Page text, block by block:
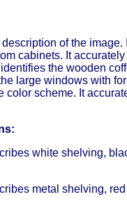
of the
cabinets. It
the wooden
large windows with
color scheme. It
white shelving,
metal shelving,